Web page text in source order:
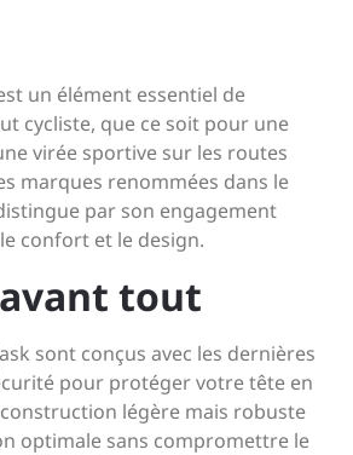
un élément essentiel de
cycliste, que ce soit pour une
virée sportive sur les routes
marques renommées dans le
par son engagement
confort et le design.
tout
sont conçus avec les dernières
pour protéger votre tête en
légère mais robuste
optimale sans compromettre le